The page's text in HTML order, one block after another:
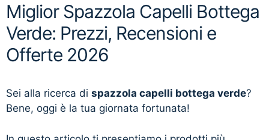
Miglior Spazzola Capelli Bottega
Verde: Prezzi, Recensioni e
Offerte 2026
Sei alla ricerca di spazzola capelli bottega verde?
Bene, oggi è la tua giornata fortunata!